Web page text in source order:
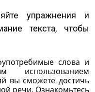
упражнения и
текста, чтобы
слова и
использованием
вы сможете достичь
речи. Ознакомьтесь